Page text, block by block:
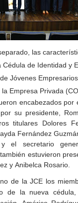
las
Cédula de Identidad y
Jóvenes
Empresa Privada
encabezados por
su presidente,
titulares Dolores
Fernández
el secretario
estuvieron
y Anibelca Rosario.
de la JCE los
de la nueva